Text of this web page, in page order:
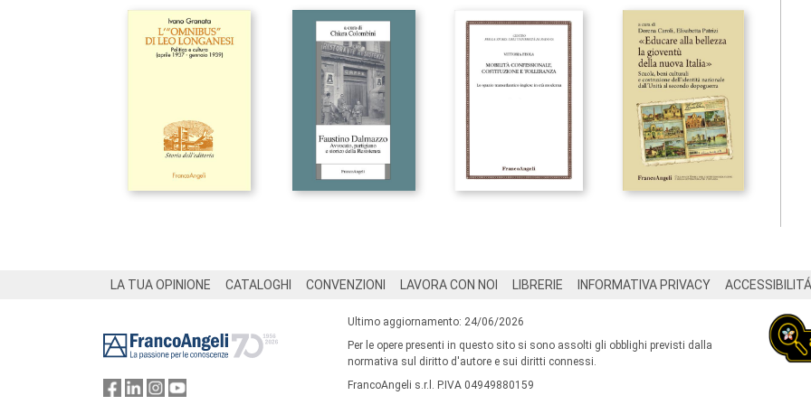
LA TUA OPINIONE CATALOGHI CONVENZIONI LAVORA CON NOI LIBRERIE INFORMATIVA PRIVACY ACCESSIBILITÁ
Ultimo aggiornamento: 24/06/2026
Per le opere presenti in questo sito si sono assolti gli obblighi previsti dalla
normativa sul diritto d'autore e sui diritti connessi.
FrancoAngeli s.r.l. P.IVA 04949880159